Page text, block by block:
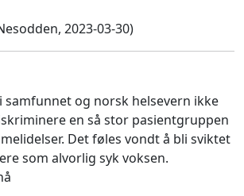
2023-03-30)
samfunnet og norsk helsevern ikke
en så stor pasientgruppen
Det føles vondt å bli sviktet
som alvorlig syk voksen.